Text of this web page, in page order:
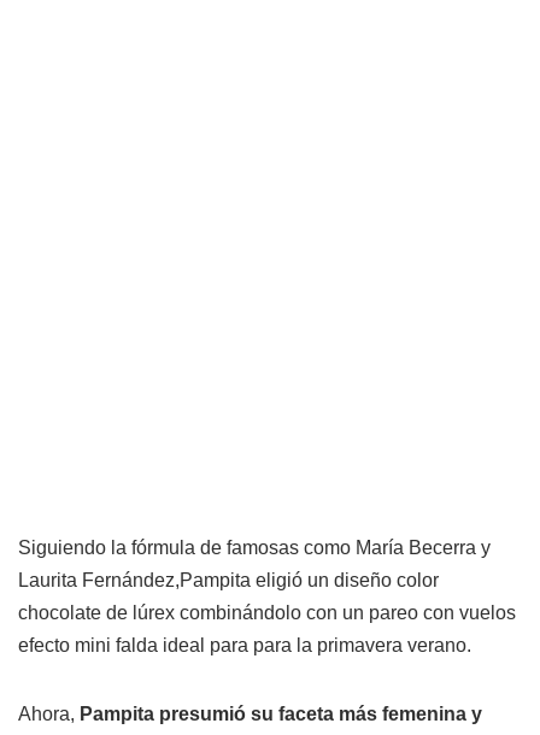
Siguiendo la fórmula de famosas como María Becerra y
Laurita Fernández,Pampita eligió un diseño color
chocolate de lúrex combinándolo con un pareo con vuelos
efecto mini falda ideal para para la primavera verano.
Ahora, Pampita presumió su faceta más femenina y